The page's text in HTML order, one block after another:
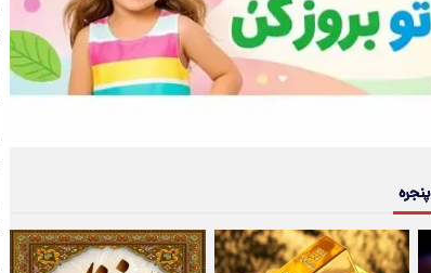
پنجره